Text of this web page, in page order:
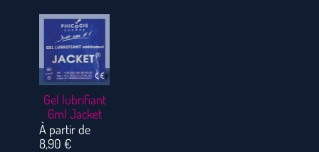
Gel lubrifiant
6ml Jacket
À partir de
8,90 €